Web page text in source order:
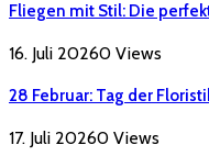
Fliegen mit Stil: Die
16. Juli 20260 Views
28 Februar: Tag der
17. Juli 20260 Views